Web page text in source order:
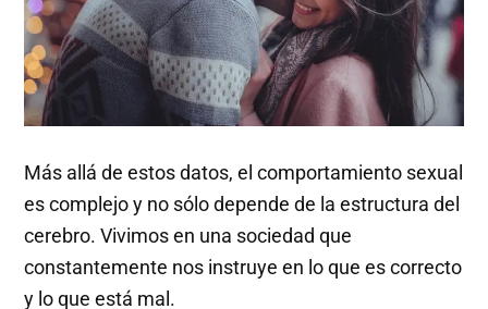
Más allá de estos datos, el comportamiento sexual
es complejo y no sólo depende de la estructura del
cerebro. Vivimos en una sociedad que
constantemente nos instruye en lo que es correcto
y lo que está mal.